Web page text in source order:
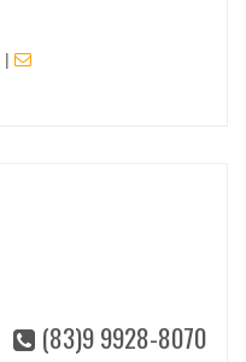
|
(83)9 9928-8070